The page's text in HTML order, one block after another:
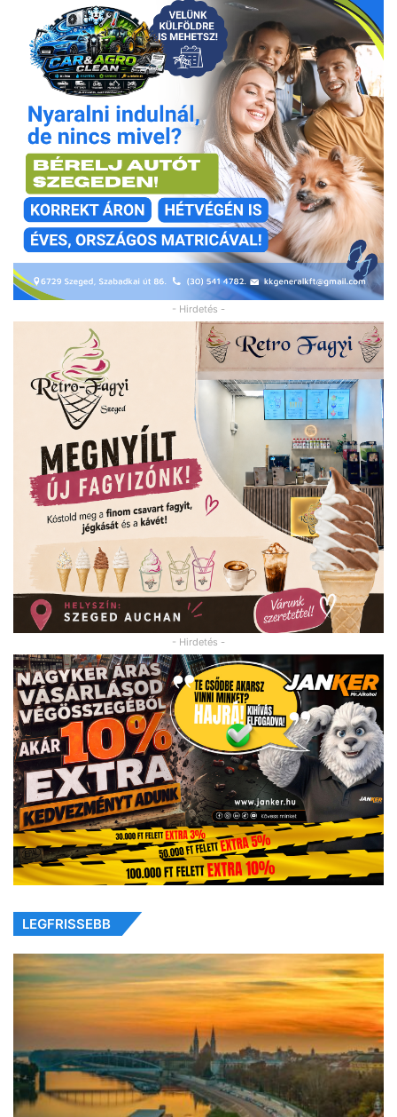
- Hirdetés -
- Hirdetés -
LEGFRISSEBB